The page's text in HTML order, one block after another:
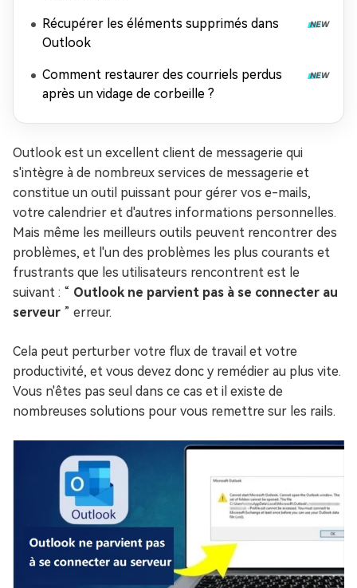
Récupérer les éléments supprimés dans
Outlook
Comment restaurer des courriels perdus
après un vidage de corbeille ?
Outlook est un excellent client de messagerie qui
s'intègre à de nombreux services de messagerie et
constitue un outil puissant pour gérer vos e-mails,
votre calendrier et d'autres informations personnelles.
Mais même les meilleurs outils peuvent rencontrer des
problèmes, et l'un des problèmes les plus courants et
frustrants que les utilisateurs rencontrent est le
suivant : “ Outlook ne parvient pas à se connecter au
serveur ” erreur.
Cela peut perturber votre flux de travail et votre
productivité, et vous devez donc y remédier au plus vite.
Vous n'êtes pas seul dans ce cas et il existe de
nombreuses solutions pour vous remettre sur les rails.